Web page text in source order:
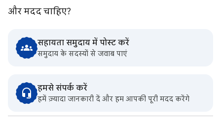
और मदद चाहिए?
सहायता समुदाय में पोस्ट करें
समुदाय के सदस्यों से जवाब पाएं
हमसे संपर्क करें
हमें ज़्यादा जानकारी दें और हम आपकी पूरी मदद करेंगे